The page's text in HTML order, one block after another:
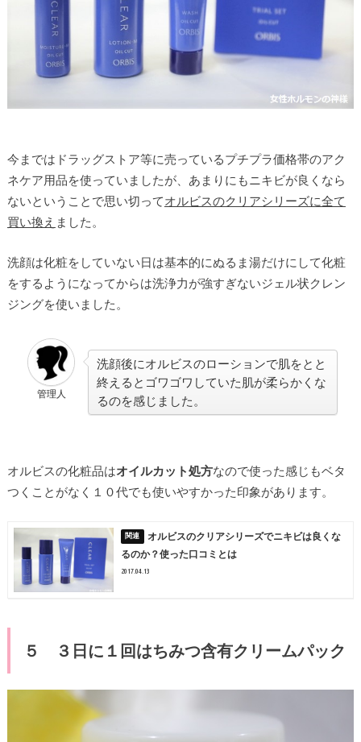
今まではドラッグストア等に売っているプチプラ価格帯のアク
ネケア用品を使っていましたが、あまりにもニキビが良くなら
ないということで思い切ってオルビスのクリアシリーズに全て
買い換え ました。
洗顔は化粧をしていない日は基本的にぬるま湯だけにして化粧
をするようになってからは洗浄力が強すぎないジェル状クレン
ジングを使いました。
管理人
洗顔後にオルビスのローションで肌をとと
終えるとゴワゴワしていた肌が柔らかくな
るのを感じました。
オルビスの化粧品はオイルカット処方なので使った感じもベタ
つくことがなく１０代でも使いやすかった印象があります。
オルビスのクリアシリーズでニキビは良くな
るのか？使った口コミとは
2017.04.13
５ ３日に１回はちみつ含有クリームパック